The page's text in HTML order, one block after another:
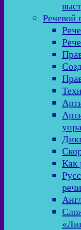
Речевой
Как
речи